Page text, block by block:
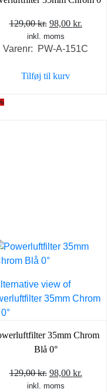
129,00kr. Den
oprindelige
pris
129,00 kr..
98,00 kr.Den
pris
inkl. moms
Varenr: PW-A-151C
Tilføj til kurv
35mm Chrom
Blå 0°
129,00kr. Den
oprindelige
98,00 kr.
inkl. moms